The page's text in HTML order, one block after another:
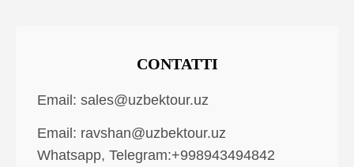
CONTATTI
Email: sales@uzbektour.uz
Email: ravshan@uzbektour.uz
Whatsapp, Telegram:+998943494842